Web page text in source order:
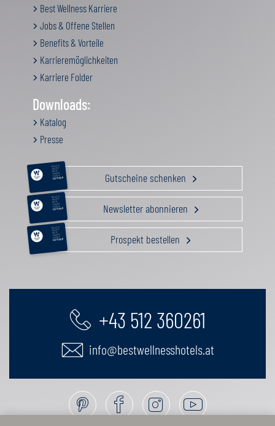
Best Wellness Karriere
Jobs & Offene Stellen
Benefits & Vorteile
Karrieremöglichkeiten
Karriere Folder
Downloads:
Katalog
Presse
RELAX &
BEAUTY
AKTIV
GENUSS
FAMILIE
GUTSCHEIN Gutscheine schenken
RELAX &
BEAUTY
AKTIV
GENUSS
FAMILIE
GUTSCHEIN Newsletter abonnieren
RELAX &
BEAUTY
AKTIV
GENUSS
FAMILIE
GUTSCHEIN Prospekt bestellen
+43 512 360261
info@bestwellnesshotels.at